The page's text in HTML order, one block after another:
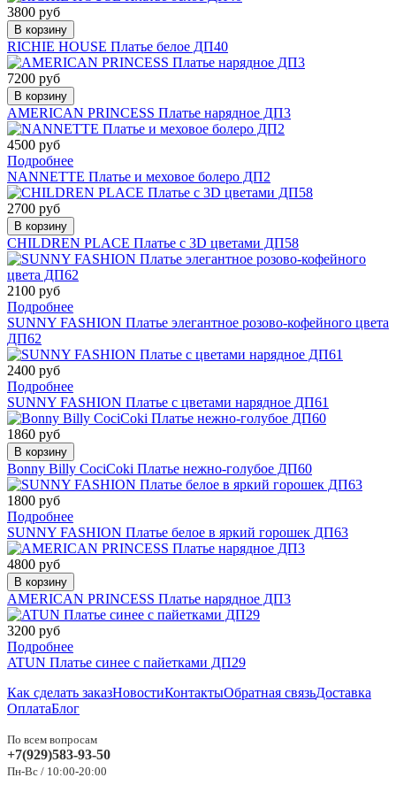
3800 руб
В корзину
RICHIE HOUSE Платье белое ДП40
7200 руб
В корзину
AMERICAN PRINCESS Платье нарядное ДП3
4500 руб
Подробнее
NANNETTE Платье и меховое болеро ДП2
2700 руб
В корзину
CHILDREN PLACE Платье c 3D цветами ДП58
2100 руб
Подробнее
SUNNY FASHION Платье элегантное розово-кофейного цвета
ДП62
2400 руб
Подробнее
SUNNY FASHION Платье с цветами нарядное ДП61
1860 руб
В корзину
Bonny Billy СociCoki Платье нежно-голубое ДП60
1800 руб
Подробнее
SUNNY FASHION Платье белое в яркий горошек ДП63
4800 руб
В корзину
AMERICAN PRINCESS Платье нарядное ДП3
3200 руб
Подробнее
ATUN Платье синее с пайетками ДП29
Как сделать заказНовостиКонтактыОбратная связьДоставка
ОплатаБлог
По всем вопросам
+7(929)583-93-50
Пн-Вс / 10:00-20:00